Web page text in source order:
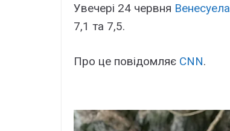
Увечері 24 червня Венесуела
7,1 та 7,5.
Про це повідомляє CNN.